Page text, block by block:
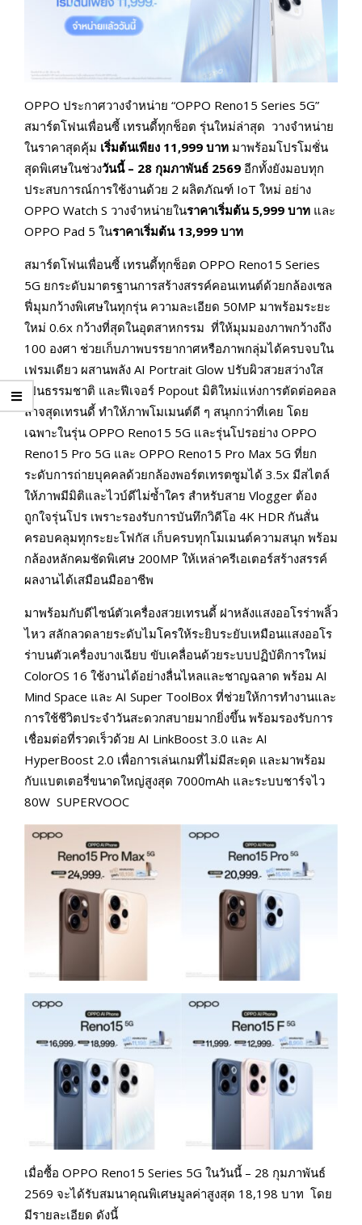
OPPO ประกาศวางจำหน่าย “OPPO Reno15 Series 5G”
สมาร์ตโฟนเพื่อนซี้ เทรนดี้ทุกช็อต รุ่นใหม่ล่าสุด วางจำหน่าย
ในราคาสุดคุ้ม เริ่มต้นเพียง 11,999 บาท มาพร้อมโปรโมชั่น
สุดพิเศษในช่วงวันนี้ – 28 กุมภาพันธ์ 2569 อีกทั้งยังมอบทุก
ประสบการณ์การใช้งานด้วย 2 ผลิตภัณฑ์ IoT ใหม่ อย่าง
OPPO Watch S วางจำหน่ายในราคาเริ่มต้น 5,999 บาท และ
OPPO Pad 5 ในราคาเริ่มต้น 13,999 บาท
สมาร์ตโฟนเพื่อนซี้ เทรนดี้ทุกช็อต OPPO Reno15 Series
5G ยกระดับมาตรฐานการสร้างสรรค์คอนเทนต์ด้วยกล้องเซล
ฟี่มุมกว้างพิเศษในทุกรุ่น ความละเอียด 50MP มาพร้อมระยะ
ใหม่ 0.6x กว้างที่สุดในอุตสาหกรรม ที่ให้มุมมองภาพกว้างถึง
100 องศา ช่วยเก็บภาพบรรยากาศหรือภาพกลุ่มได้ครบจบใน
เฟรมเดียว ผสานพลัง AI Portrait Glow ปรับผิวสวยสว่างใส
เป็นธรรมชาติ และฟีเจอร์ Popout มิติใหม่แห่งการตัดต่อคอล
ลาจสุดเทรนดี้ ทำให้ภาพโมเมนต์ดี ๆ สนุกกว่าที่เคย โดย
เฉพาะในรุ่น OPPO Reno15 5G และรุ่นโปรอย่าง OPPO
Reno15 Pro 5G และ OPPO Reno15 Pro Max 5G ที่ยก
ระดับการถ่ายบุคคลด้วยกล้องพอร์ตเทรตซูมได้ 3.5x มีสไตล์
ให้ภาพมีมิติและไวบ์ดีไม่ซ้ำใคร สำหรับสาย Vlogger ต้อง
ถูกใจรุ่นโปร เพราะรองรับการบันทึกวิดีโอ 4K HDR กันสั่น
ครอบคลุมทุกระยะโฟกัส เก็บครบทุกโมเมนต์ความสนุก พร้อม
กล้องหลักคมชัดพิเศษ 200MP ให้เหล่าครีเอเตอร์สร้างสรรค์
ผลงานได้เสมือนมืออาชีพ
มาพร้อมกับดีไซน์ตัวเครื่องสวยเทรนดี้ ฝาหลังแสงออโรร่าพลิ้ว
ไหว สลักลวดลายระดับไมโครให้ระยิบระยับเหมือนแสงออโร
ร่าบนตัวเครื่องบางเฉียบ ขับเคลื่อนด้วยระบบปฏิบัติการใหม่
ColorOS 16 ใช้งานได้อย่างลื่นไหลและชาญฉลาด พร้อม AI
Mind Space และ AI Super ToolBox ที่ช่วยให้การทำงานและ
การใช้ชีวิตประจำวันสะดวกสบายมากยิ่งขึ้น พร้อมรองรับการ
เชื่อมต่อที่รวดเร็วด้วย AI LinkBoost 3.0 และ AI
HyperBoost 2.0 เพื่อการเล่นเกมที่ไม่มีสะดุด และมาพร้อม
กับแบตเตอรี่ขนาดใหญ่สูงสุด 7000mAh และระบบชาร์จไว
80W SUPERVOOC
เมื่อซื้อ OPPO Reno15 Series 5G ในวันนี้ – 28 กุมภาพันธ์
2569 จะได้รับสมนาคุณพิเศษมูลค่าสูงสุด 18,198 บาท โดย
มีรายละเอียด ดังนี้